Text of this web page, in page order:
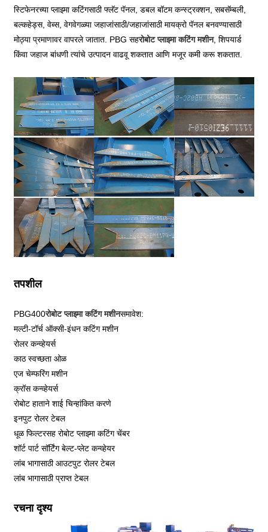
स्टिफेनरच्या प्लाझ्मा कटिंगसाठी फ्लॅट पॅनल, डबल बॉटम कन्स्ट्रक्शन, सबसॅम्बली,
बल्कहेड्स, वेब्स, वेगवेगळ्या जहाजांसाठी/जहाजांसाठी मायक्रो पॅनल बनवण्यासाठी
मोठ्या प्रमाणावर वापरले जातात. PBG सहरोबोट प्लाझ्मा कटिंग मशीन, शिपयार्ड
किंवा जहाज बांधणी त्यांचे उत्पादन वाढवू शकतात आणि मजूर कमी करू शकतात.
तपशील
PBG400रोबोट प्लाझ्मा कटिंग मशीनसमावेश:
मल्टी-टॉर्च ऑक्सी-इंधन कटिंग मशीन
रोलर कन्व्हेयर्स
काठ स्वच्छता ओळ
एज चेम्फरिंग मशीन
क्रॉस कन्व्हेयर्स
रोबोट हाताने शाई चिन्हांकित करणे
इनपुट रोलर टेबल
धूळ फिल्टरसह रोबोट प्लाझ्मा कटिंग चेंबर
शॉर्ट पार्ट सॉर्टिंग बेल्ट-प्लेट कन्व्हेयर
लांब भागासाठी आउटपुट रोलर टेबल
लांब भागासाठी प्राप्त टेबल
रचना दृश्य